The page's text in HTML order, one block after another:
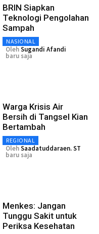
BRIN Siapkan
Teknologi Pengolahan
Sampah
NASIONAL
OlehSugandi Afandi
baru saja
Warga Krisis Air
Bersih di Tangsel Kian
Bertambah
REGIONAL
OlehSaadatuddaraen. ST
baru saja
Menkes: Jangan
Tunggu Sakit untuk
Periksa Kesehatan